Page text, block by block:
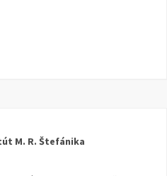
M. R. Štefánika